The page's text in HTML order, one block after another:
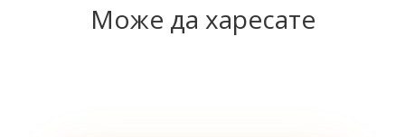
Може да харесате